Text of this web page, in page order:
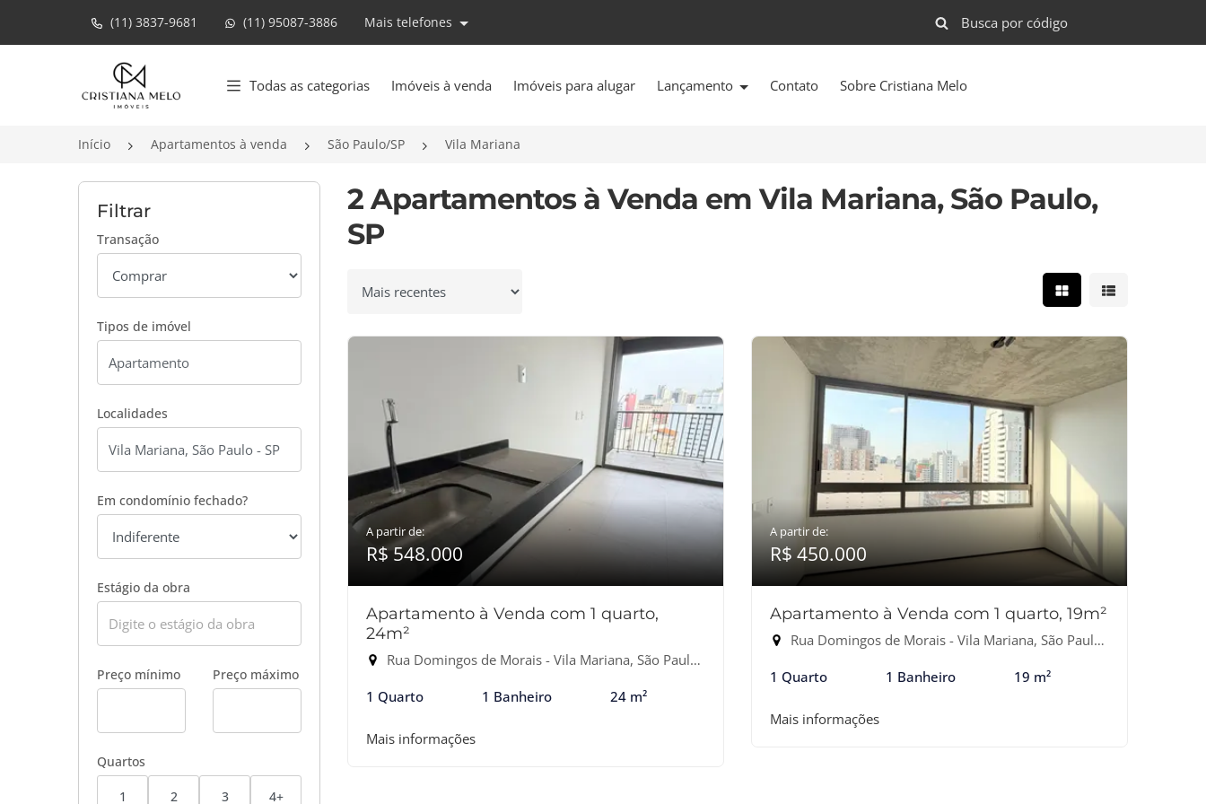
(11) 3837-9681 (11) 95087-3886 Mais telefones
Página inicial
Todas as categorias Imóveis à venda Imóveis para alugar Lançamento Contato Sobre Cristiana Melo
Início Apartamentos à venda São Paulo/SP Vila Mariana
Filtrar
Transação
Tipos de imóvel
Localidades
Em condomínio fechado?
Estágio da obra
Preço mínimo Preço máximo
Quartos
1 2 3 4+
2 Apartamentos à Venda em Vila Mariana, São Paulo,
SP
Ordenar por Mostrar resultados
Mostrar
A partir de:
R$ 548.000
Apartamento à Venda com 1 quarto,
24m²
Rua Domingos de Morais - Vila Mariana, São Paulo-SP
1 Quarto 1 Banheiro 24 m²
Mais informações
A partir de:
R$ 450.000
Apartamento à Venda com 1 quarto, 19m²
Rua Domingos de Morais - Vila Mariana, São Paulo-SP
1 Quarto 1 Banheiro 19 m²
Mais informações